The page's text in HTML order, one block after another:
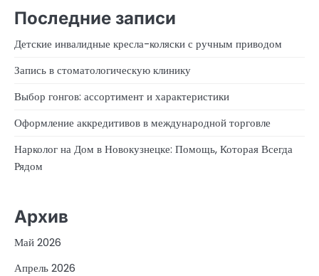
Последние записи
Детские инвалидные кресла-коляски с ручным приводом
Запись в стоматологическую клинику
Выбор гонгов: ассортимент и характеристики
Оформление аккредитивов в международной торговле
Нарколог на Дом в Новокузнецке: Помощь, Которая Всегда
Рядом
Архив
Май 2026
Апрель 2026